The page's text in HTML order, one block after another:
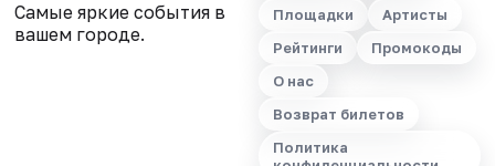
Самые яркие события в
вашем городе.
Площадки
Артисты
Рейтинги
Промокоды
О нас
Возврат билетов
Политика